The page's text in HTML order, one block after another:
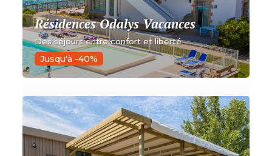
Résidences Odalys Vacances
Des séjours entre confort et liberté
Jusqu'à -40%